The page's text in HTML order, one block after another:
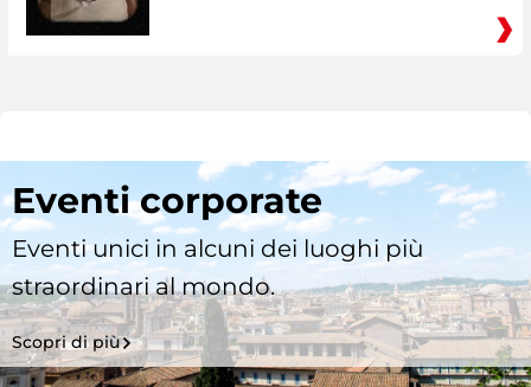
Eventi corporate
Eventi unici in alcuni dei luoghi più
straordinari al mondo.
Scopri di più